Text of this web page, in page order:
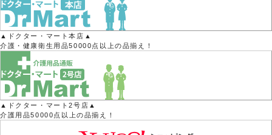
▲ドクター・マート本店▲
介護・健康衛生用品50000点以上の品揃え！
▲ドクター・マート2号店▲
介護用品50000点以上の品揃え！